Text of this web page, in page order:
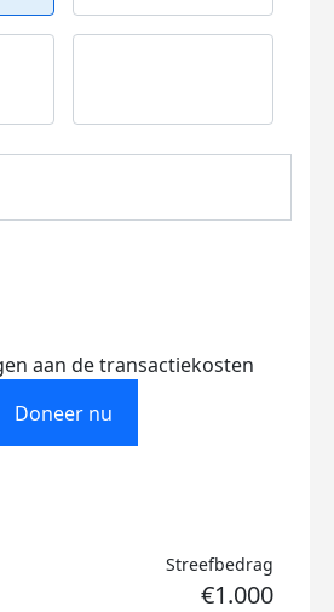
aan de transactiekosten
Doneer nu
Streefbedrag
€1.000